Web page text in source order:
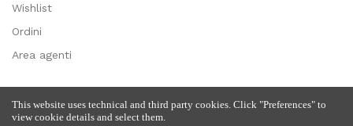
Wishlist
Ordini
Area agenti
This website uses technical and third party cookies. Click "Preferences" to
view cookie details and select them.